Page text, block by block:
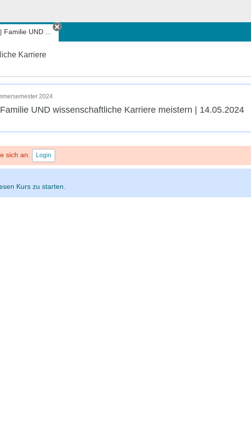
Familie UND ...
Tab schließen
Karriere
2024
UND wissenschaftliche Karriere meistern | 14.05.2024
sich an. Login
Kurs zu starten.